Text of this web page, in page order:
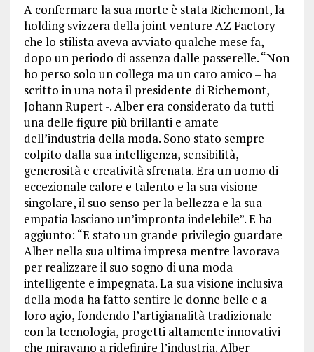
A confermare la sua morte è stata Richemont, la
holding svizzera della joint venture AZ Factory
che lo stilista aveva avviato qualche mese fa,
dopo un periodo di assenza dalle passerelle. “Non
ho perso solo un collega ma un caro amico – ha
scritto in una nota il presidente di Richemont,
Johann Rupert -. Alber era considerato da tutti
una delle figure più brillanti e amate
dell’industria della moda. Sono stato sempre
colpito dalla sua intelligenza, sensibilità,
generosità e creatività sfrenata. Era un uomo di
eccezionale calore e talento e la sua visione
singolare, il suo senso per la bellezza e la sua
empatia lasciano un’impronta indelebile”. E ha
aggiunto: “E stato un grande privilegio guardare
Alber nella sua ultima impresa mentre lavorava
per realizzare il suo sogno di una moda
intelligente e impegnata. La sua visione inclusiva
della moda ha fatto sentire le donne belle e a
loro agio, fondendo l’artigianalità tradizionale
con la tecnologia, progetti altamente innovativi
che miravano a ridefinire l’industria. Alber